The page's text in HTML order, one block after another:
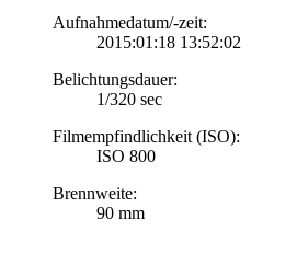
Aufnahmedatum/-zeit:
2015:01:18 13:52:02
Belichtungsdauer:
1/320 sec
Filmempfindlichkeit (ISO):
ISO 800
Brennweite:
90 mm